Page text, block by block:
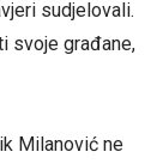
sudjelovali.
svoje građane,
Milanović ne